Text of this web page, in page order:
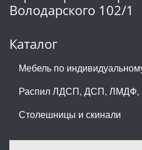
Володарского 102/1
Каталог
Мебель по
Распил ЛДСП, ДСП,
Столешницы и скинали